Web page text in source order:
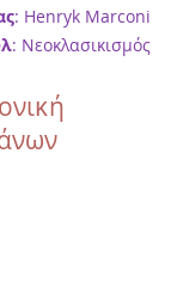
: Henryk Marconi
: Νεοκλασικισμός